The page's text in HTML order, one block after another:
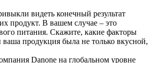
видеть конечный результат
продукт. В вашем случае – это
питания. Скажите, какие факторы
продукция была не только вкусной,
Danone на глобальном уровне